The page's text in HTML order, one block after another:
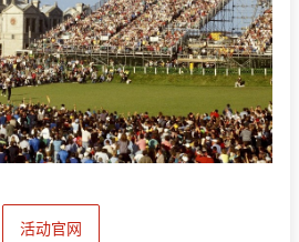
活动官网